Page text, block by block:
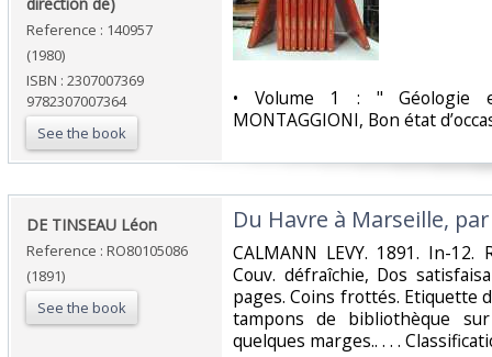
Reference : 140957
(1980)
ISBN : 2307007369
9782307007364
See the book
‎• Volume 1 : " Géologie
MONTAGGIONI, Bon état
‎DE TINSEAU Léon‎
Reference : RO80105086
(1891)
See the book
‎Du Havre à Marseille,
‎CALMANN LEVY. 1891. In-
Couv. défraîchie, Dos
pages. Coins frottés. Etiquette
tampons de bibliothèque
quelques marges.. . . .